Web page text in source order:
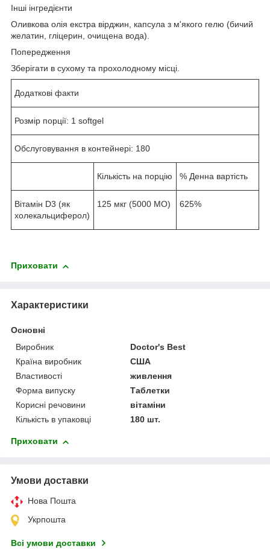
Інші інгредієнти
Оливкова олія екстра вірджин, капсула з м'якого гелю (бичий
желатин, гліцерин, очищена вода).
Попередження
Зберігати в сухому та прохолодному місці.
Додаткові факти
Розмір порції: 1 softgel
Обслуговування в контейнері: 180
Кількість на порцію % Денна вартість
Вітамін D3 (як
холекальциферол)
125 мкг (5000 МО) 625%
Приховати
Характеристики
Основні
Виробник
Doctor's Best
Країна виробник
США
Властивості
живлення
Форма випуску
Таблетки
Корисні речовини
вітаміни
Кількість в упаковці
180 шт.
Приховати
Умови доставки
Нова Пошта
Укрпошта
Всі умови доставки